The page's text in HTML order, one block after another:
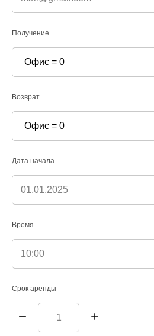
Получение
Возврат
Дата начала
Время
Срок аренды
Политика